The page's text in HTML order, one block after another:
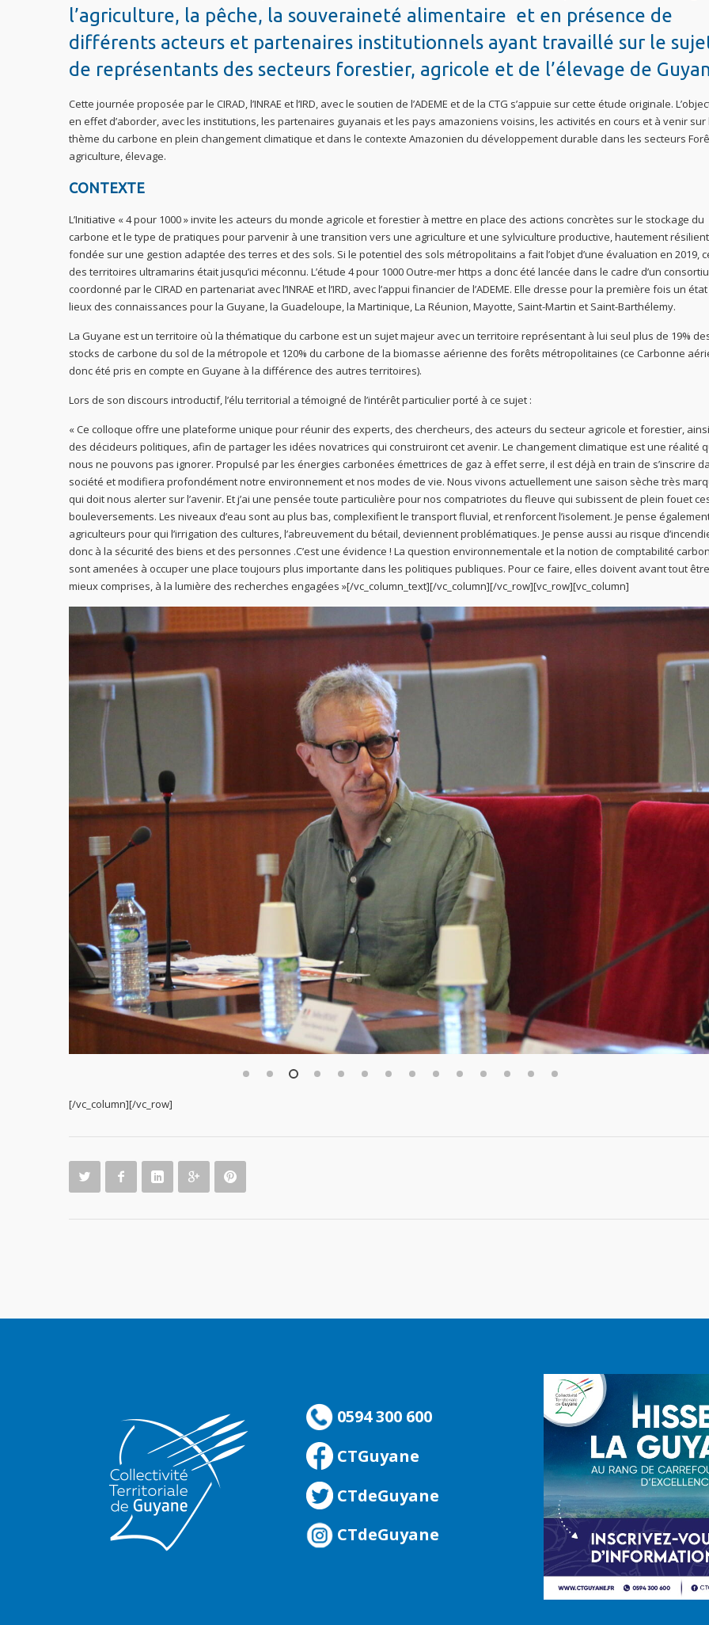
l’agriculture, la pêche, la souveraineté alimentaire et en présence de
différents acteurs et partenaires institutionnels ayant travaillé sur le
de représentants des secteurs forestier, agricole et de l’élevage de
Cette journée proposée par le CIRAD, l’INRAE et l’IRD, avec le soutien de l’ADEME et de la CTG s’appuie sur cette étude originale.
en effet d’aborder, avec les institutions, les partenaires guyanais et les pays amazoniens voisins, les activités en cours et à venir sur
thème du carbone en plein changement climatique et dans le contexte Amazonien du développement durable dans les secteurs
agriculture, élevage.
CONTEXTE
L’Initiative « 4 pour 1000 » invite les acteurs du monde agricole et forestier à mettre en place des actions concrètes sur le stockage du
carbone et le type de pratiques pour parvenir à une transition vers une agriculture et une sylviculture productive, hautement
fondée sur une gestion adaptée des terres et des sols. Si le potentiel des sols métropolitains a fait l’objet d’une évaluation en 2019,
des territoires ultramarins était jusqu’ici méconnu. L’étude 4 pour 1000 Outre-mer https a donc été lancée dans le cadre d’un
coordonné par le CIRAD en partenariat avec l’INRAE et l’IRD, avec l’appui financier de l’ADEME. Elle dresse pour la première fois un
lieux des connaissances pour la Guyane, la Guadeloupe, la Martinique, La Réunion, Mayotte, Saint-Martin et Saint-Barthélemy.
La Guyane est un territoire où la thématique du carbone est un sujet majeur avec un territoire représentant à lui seul plus de 19%
stocks de carbone du sol de la métropole et 120% du carbone de la biomasse aérienne des forêts métropolitaines (ce Carbonne
donc été pris en compte en Guyane à la différence des autres territoires).
Lors de son discours introductif, l’élu territorial a témoigné de l’intérêt particulier porté à ce sujet :
« Ce colloque offre une plateforme unique pour réunir des experts, des chercheurs, des acteurs du secteur agricole et forestier,
des décideurs politiques, afin de partager les idées novatrices qui construiront cet avenir. Le changement climatique est une réalité
nous ne pouvons pas ignorer. Propulsé par les énergies carbonées émettrices de gaz à effet serre, il est déjà en train de s’inscrire
société et modifiera profondément notre environnement et nos modes de vie. Nous vivons actuellement une saison sèche très
qui doit nous alerter sur l’avenir. Et j’ai une pensée toute particulière pour nos compatriotes du fleuve qui subissent de plein fouet
bouleversements. Les niveaux d’eau sont au plus bas, complexifient le transport fluvial, et renforcent l’isolement. Je pense
agriculteurs pour qui l’irrigation des cultures, l’abreuvement du bétail, deviennent problématiques. Je pense aussi au risque
donc à la sécurité des biens et des personnes .C’est une évidence ! La question environnementale et la notion de comptabilité
sont amenées à occuper une place toujours plus importante dans les politiques publiques. Pour ce faire, elles doivent avant tout être
mieux comprises, à la lumière des recherches engagées »[/vc_column_text][/vc_column][/vc_row][vc_row][vc_column]
1 2 3 4 5 6 7 8 9 10 11 12 13
14
[/vc_column][/vc_row]
0594 300 600
CTGuyane
CTdeGuyane
CTdeGuyane